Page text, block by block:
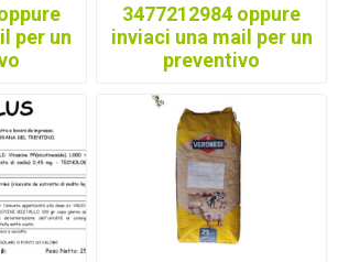
per un
3477212984 oppure
inviaci una mail per un
preventivo